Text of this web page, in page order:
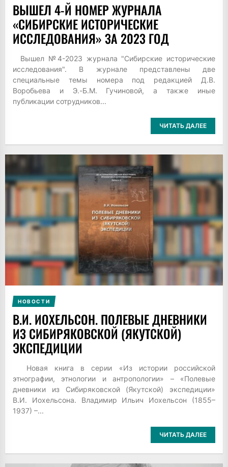
ВЫШЕЛ 4-Й НОМЕР ЖУРНАЛА
«СИБИРСКИЕ ИСТОРИЧЕСКИЕ
ИССЛЕДОВАНИЯ» ЗА 2023 ГОД
Вышел №4-2023 журнала "Сибирские исторические
исследования". В журнале представлены две
специальные темы номера под редакцией Д.В.
Воробьева и Э.-Б.М. Гучиновой, а также иные
публикации сотрудников...
ЧИТАТЬ ДАЛЕЕ
НОВОСТИ
В.И. ИОХЕЛЬСОН. ПОЛЕВЫЕ ДНЕВНИКИ
ИЗ СИБИРЯКОВСКОЙ (ЯКУТСКОЙ)
ЭКСПЕДИЦИИ
Новая книга в серии «Из истории российской
этнографии, этнологии и антропологии» – «Полевые
дневники из Сибиряковской (Якутской) экспедиции»
В.И. Иохельсона. Владимир Ильич Иохельсон (1855–
1937) –...
ЧИТАТЬ ДАЛЕЕ